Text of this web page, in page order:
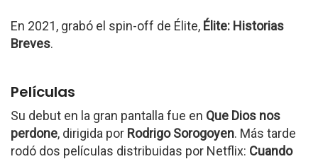
En 2021, grabó el spin-off de Élite, Élite: Historias
Breves.
Películas
Su debut en la gran pantalla fue en Que Dios nos
perdone, dirigida por Rodrigo Sorogoyen. Más tarde
rodó dos películas distribuidas por Netflix: Cuando